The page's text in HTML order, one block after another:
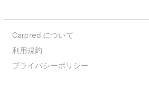
Carpred について
利用規約
プライバシーポリシー